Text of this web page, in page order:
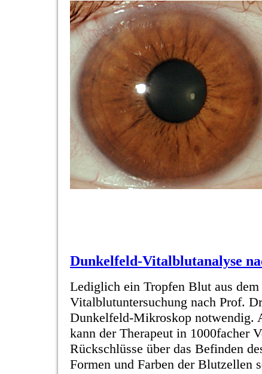
Dunkelfeld-Vitalblutanalyse
Lediglich ein Tropfen Blut aus
Vitalblutuntersuchung nach Prof.
Dunkelfeld-Mikroskop notwendig.
kann der Therapeut in 1000facher
Rückschlüsse über das Befinden
Formen und Farben der Blutzellen